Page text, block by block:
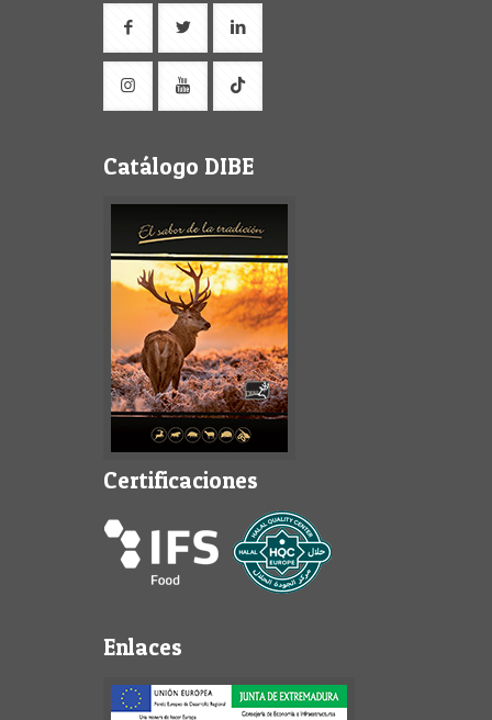
Catálogo DIBE
Certificaciones
Enlaces